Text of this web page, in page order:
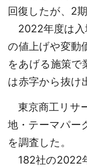
回復したが、2
2022年度は入
の値上げや変動
をあげる施策で
は赤字から抜け
東京商工リサ
地・テーマパー
を調査した。
182社の2022